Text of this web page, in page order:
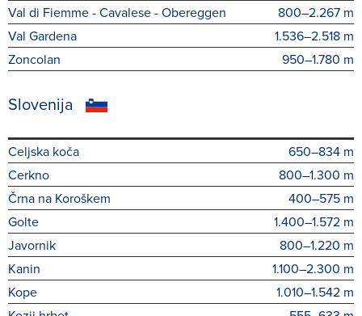
Val di Fiemme - Cavalese - Obereggen
800–2.267 m
Val Gardena
1.536–2.518 m
Zoncolan
950–1.780 m
Slovenija
Celjska koča
650–834 m
Cerkno
800–1.300 m
Črna na Koroškem
400–575 m
Golte
1.400–1.572 m
Javornik
800–1.220 m
Kanin
1.100–2.300 m
Kope
1.010–1.542 m